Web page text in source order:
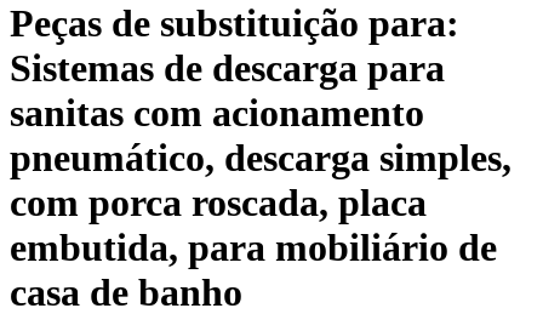
Peças de substituição para:
Sistemas de descarga para
sanitas com acionamento
pneumático, descarga simples,
com porca roscada, placa
embutida, para mobiliário de
casa de banho